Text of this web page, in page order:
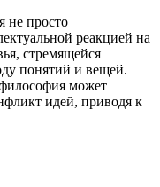
не просто
реакцией на
стремящейся
понятий и вещей.
может
идей, приводя к